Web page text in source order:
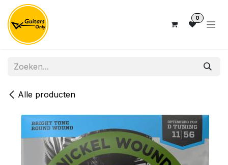
Overslaan naar inhoud
0
Alle producten